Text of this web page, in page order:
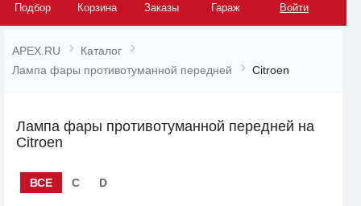
Подбор Корзина Заказы Гараж Войти
APEX.RU
Каталог
Лампа фары противотуманной передней
Citroen
Лампа фары противотуманной передней на
Citroen
ВСЕ C D